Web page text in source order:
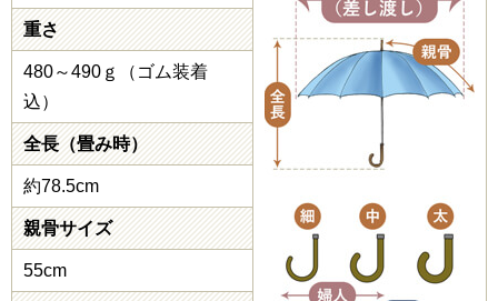
重さ
480～490ｇ（ゴム装着
込）
全長（畳み時）
約78.5cm
親骨サイズ
55cm